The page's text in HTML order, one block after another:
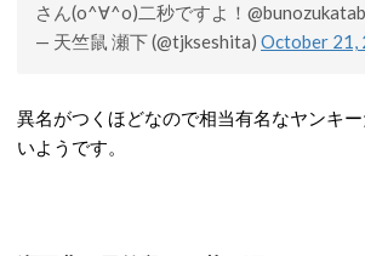
さん(o^∀^o)二秒ですよ！
— 天竺鼠 瀬下 (@tjkseshita) October 21,
異名がつくほどなので相当有名なヤンキ
いようです。